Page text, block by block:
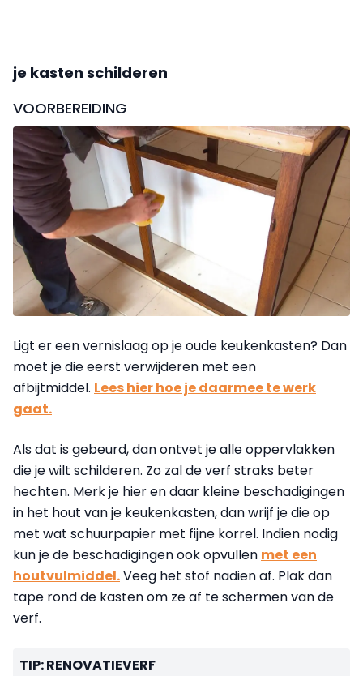
je kasten schilderen
VOORBEREIDING
Ligt er een vernislaag op je oude keukenkasten? Dan
moet je die eerst verwijderen met een
afbijtmiddel. Lees hier hoe je daarmee te werk
gaat.
Als dat is gebeurd, dan ontvet je alle oppervlakken
die je wilt schilderen. Zo zal de verf straks beter
hechten. Merk je hier en daar kleine beschadigingen
in het hout van je keukenkasten, dan wrijf je die op
met wat schuurpapier met fijne korrel. Indien nodig
kun je de beschadigingen ook opvullen met een
houtvulmiddel.Veeg het stof nadien af. Plak dan
tape rond de kasten om ze af te schermen van de
verf.
TIP: RENOVATIEVERF